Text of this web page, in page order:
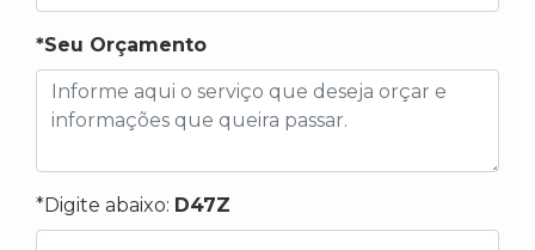
*Seu Orçamento
*Digite abaixo: D47Z